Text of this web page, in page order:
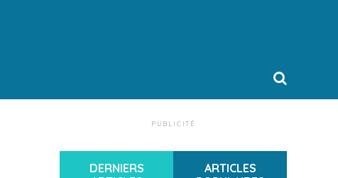
PUBLICITÉ
DERNIERS
ARTICLES